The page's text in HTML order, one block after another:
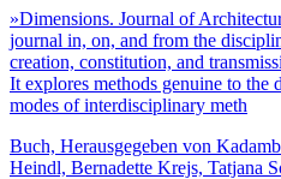
»Dimensions. Journal of
journal in, on, and from the
creation, constitution, and
It explores methods genuine to the
modes of interdisciplinary meth
Buch, Herausgegeben von
Heindl, Bernadette Krejs, Tatjana